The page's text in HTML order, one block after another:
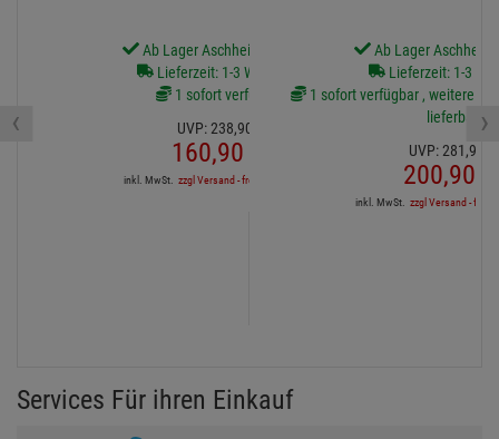
Ab Lager Aschheim lieferbar
Lieferzeit: 1-3 Werktage
1 sofort verfügbar
UVP:238,90
160,90
inkl. MwSt. zzgl Versand - frei ab 90,-€ in DE
Ab Lager
Lieferzeit: 1-3
1 sofort verfügbar , weitere
lieferbar
UVP:281,90
200,90
inkl. MwSt. zzgl Versand - frei
‹ ›
Services Für ihren Einkauf